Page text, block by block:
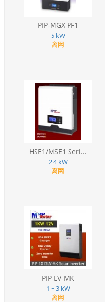
PIP-MGX PF1
5 kW
离网
HSE1/MSE1 Seri...
2.4 kW
离网
PIP-LV-MK
1 ~ 3 kW
离网